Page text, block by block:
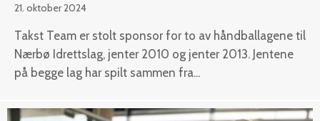
21. oktober 2024
Takst Team er stolt sponsor for to av håndballagene til
Nærbø Idrettslag, jenter 2010 og jenter 2013. Jentene
på begge lag har spilt sammen fra...